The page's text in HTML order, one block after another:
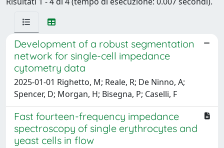
Development of a robust segmentation
network for single-cell impedance
cytometry data
2025-01-01 Righetto, M; Reale, R; De Ninno, A;
Spencer, D; Morgan, H; Bisegna, P; Caselli, F
Fast fourteen-frequency impedance
spectroscopy of single erythrocytes and
yeast cells in flow